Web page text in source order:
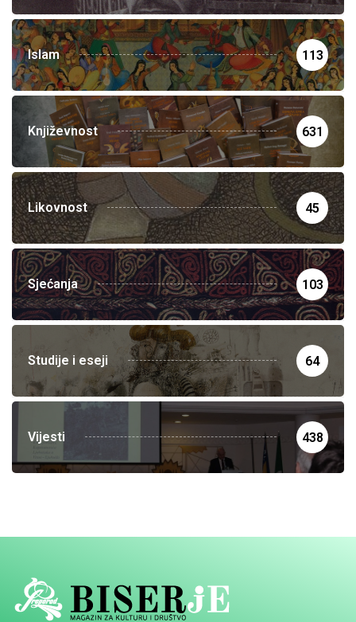
Islam 113
Književnost 631
Likovnost 45
Sjećanja 103
Studije i eseji 64
Vijesti 438